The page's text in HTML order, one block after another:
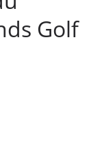
Golf